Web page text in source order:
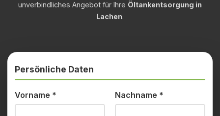
unverbindliches Angebot für Ihre Öltankentsorgung in
Lachen.
Persönliche Daten
Vorname * Nachname *